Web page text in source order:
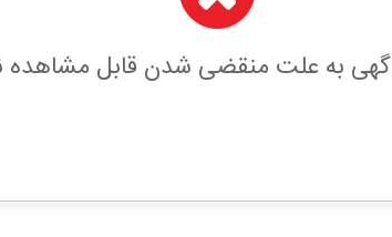
به علت منقضی شدن قابل مشاهده